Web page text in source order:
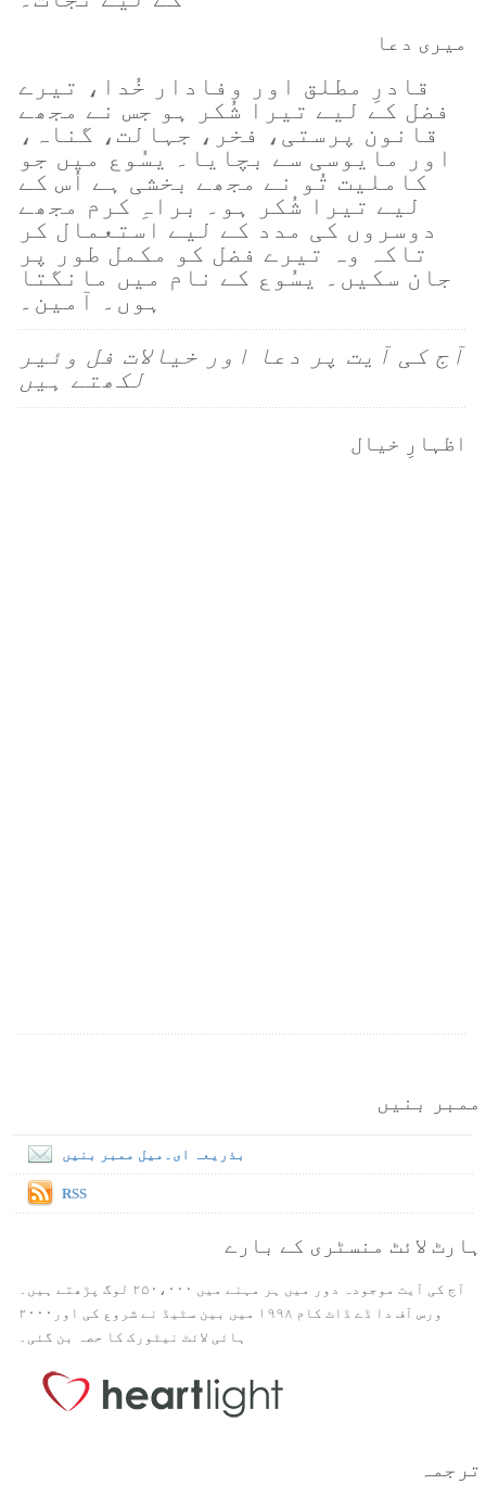
میری دعا
قادرِ مطلق اور وفادار خُدا، تیرے
فضل کے لیے تیرا شُکر ہو جس نے مجھے
قانون پرستی، فخر، جہالت، گناہ،
اور مایوسی سے بچایا۔ یسُوع میں جو
کاملیت تُو نے مجھے بخشی ہے اُس کے
لیے تیرا شُکر ہو۔ براہِ کرم مجھے
دوسروں کی مدد کے لیے استعمال کر
تاکہ وہ تیرے فضل کو مکمل طور پر
جان سکیں۔ یسُوع کے نام میں مانگتا
ہوں۔ آمین۔
آج کی آیت پر دعا اور خیالات فل وئیر
لکھتے ہیں
اظہارِ خیال
ممبر بنیں
بذریعہ ای۔میل ممبر بنیں
RSS
ہارٹ لائٹ منسٹری کے بارے
آج کی آیت موجودہ دور میں ہر مہنے میں ۲۵۰،۰۰۰ لوگ پڑھتے ہیں۔
ورس آف دا ڈے ڈاٹ کام ۱۹۹۸ میں بین سٹیڈ نے شروع کی اور۲۰۰۰
ہائی لائٹ نیٹورک کا حصہ بن گئی۔
ترجمہ